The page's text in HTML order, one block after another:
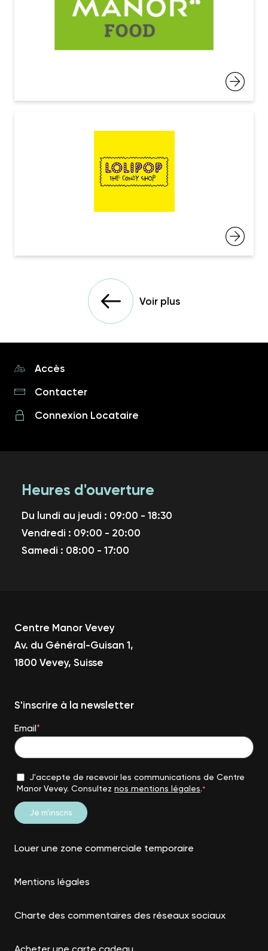
Voir plus
Accès
Contacter
Connexion Locataire
Heures d'ouverture
Du lundi au jeudi : 09:00 - 18:30
Vendredi : 09:00 - 20:00
Samedi : 08:00 - 17:00
Centre Manor Vevey
Av. du Général-Guisan 1,
1800 Vevey, Suisse
S'inscrire à la newsletter
Email*
J'accepte de recevoir les communications de Centre
Manor Vevey. Consultez nos mentions légales.*
Louer une zone commerciale temporaire
Mentions légales
Charte des commentaires des réseaux sociaux